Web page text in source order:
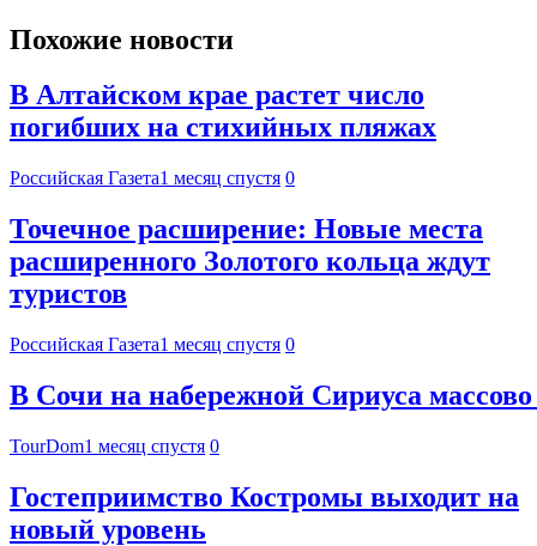
Похожие новости
В Алтайском крае растет число
погибших на стихийных пляжах
Российская Газета1 месяц спустя 0
Точечное расширение: Новые места
расширенного Золотого кольца ждут
туристов
Российская Газета1 месяц спустя 0
В Сочи на набережной Сириуса
TourDom1 месяц спустя 0
Гостеприимство Костромы выходит на
новый уровень